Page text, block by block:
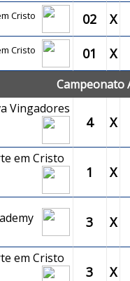
Cristo 02 X
Cristo 01 X
Campeonato
Vingadores
4 X
em Cristo
1 X
3 X
em Cristo
3 X